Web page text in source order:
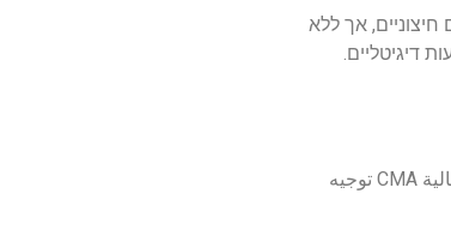
אך ללא
דיגיטליים.
تبنّى البنك المركزي السعودي (ساما) وجهات حكومية عدة مثل هيئة السوق المالية CMA توجيه